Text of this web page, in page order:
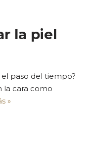
la piel
paso del tiempo?
la cara como
»